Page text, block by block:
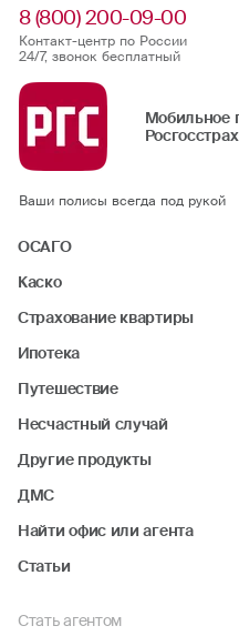
8 (800) 200-09-00
Контакт-центр по России
24/7, звонок бесплатный
Мобильное
Росгосстрах
Ваши полисы всегда под рукой
ОСАГО
Каско
Страхование квартиры
Ипотека
Путешествие
Несчастный случай
Другие продукты
ДМС
Найти офис или агента
Статьи
Стать агентом